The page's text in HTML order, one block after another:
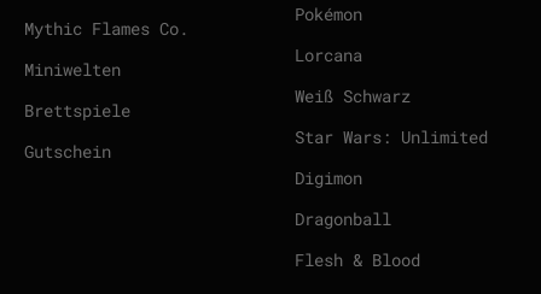
Mythic Flames Co.
Miniwelten
Brettspiele
Gutschein
Pokémon
Lorcana
Weiß Schwarz
Star Wars: Unlimited
Digimon
Dragonball
Flesh & Blood